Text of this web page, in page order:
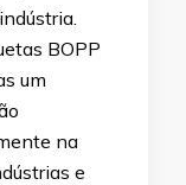
BOPP
um
na
e